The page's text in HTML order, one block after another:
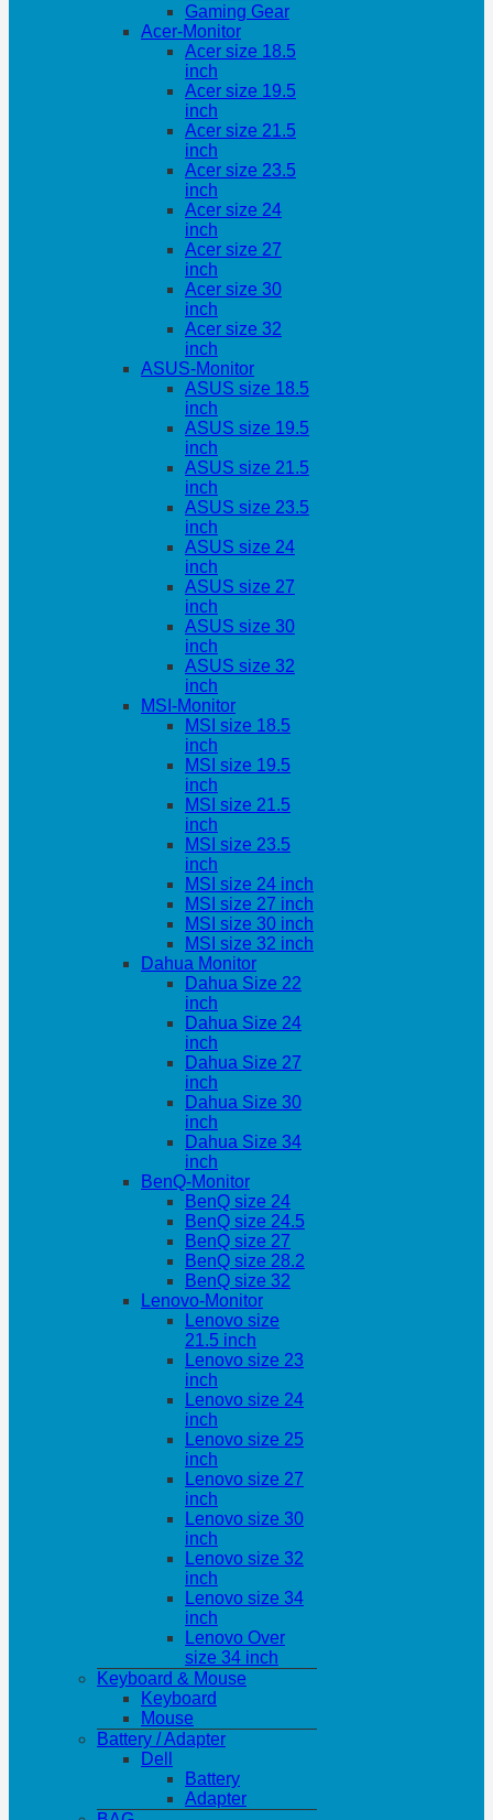
Gaming Gear
Acer-Monitor
Acer size 18.5
inch
Acer size 19.5
inch
Acer size 21.5
inch
Acer size 23.5
inch
Acer size 24
inch
Acer size 27
inch
Acer size 30
inch
Acer size 32
inch
ASUS-Monitor
ASUS size 18.5
inch
ASUS size 19.5
inch
ASUS size 21.5
inch
ASUS size 23.5
inch
ASUS size 24
inch
ASUS size 27
inch
ASUS size 30
inch
ASUS size 32
inch
MSI-Monitor
MSI size 18.5
inch
MSI size 19.5
inch
MSI size 21.5
inch
MSI size 23.5
inch
MSI size 24 inch
MSI size 27 inch
MSI size 30 inch
MSI size 32 inch
Dahua Monitor
Dahua Size 22
inch
Dahua Size 24
inch
Dahua Size 27
inch
Dahua Size 30
inch
Dahua Size 34
inch
BenQ-Monitor
BenQ size 24
BenQ size 24.5
BenQ size 27
BenQ size 28.2
BenQ size 32
Lenovo-Monitor
Lenovo size
21.5 inch
Lenovo size 23
inch
Lenovo size 24
inch
Lenovo size 25
inch
Lenovo size 27
inch
Lenovo size 30
inch
Lenovo size 32
inch
Lenovo size 34
inch
Lenovo Over
size 34 inch
Keyboard & Mouse
Keyboard
Mouse
Battery / Adapter
Dell
Battery
Adapter